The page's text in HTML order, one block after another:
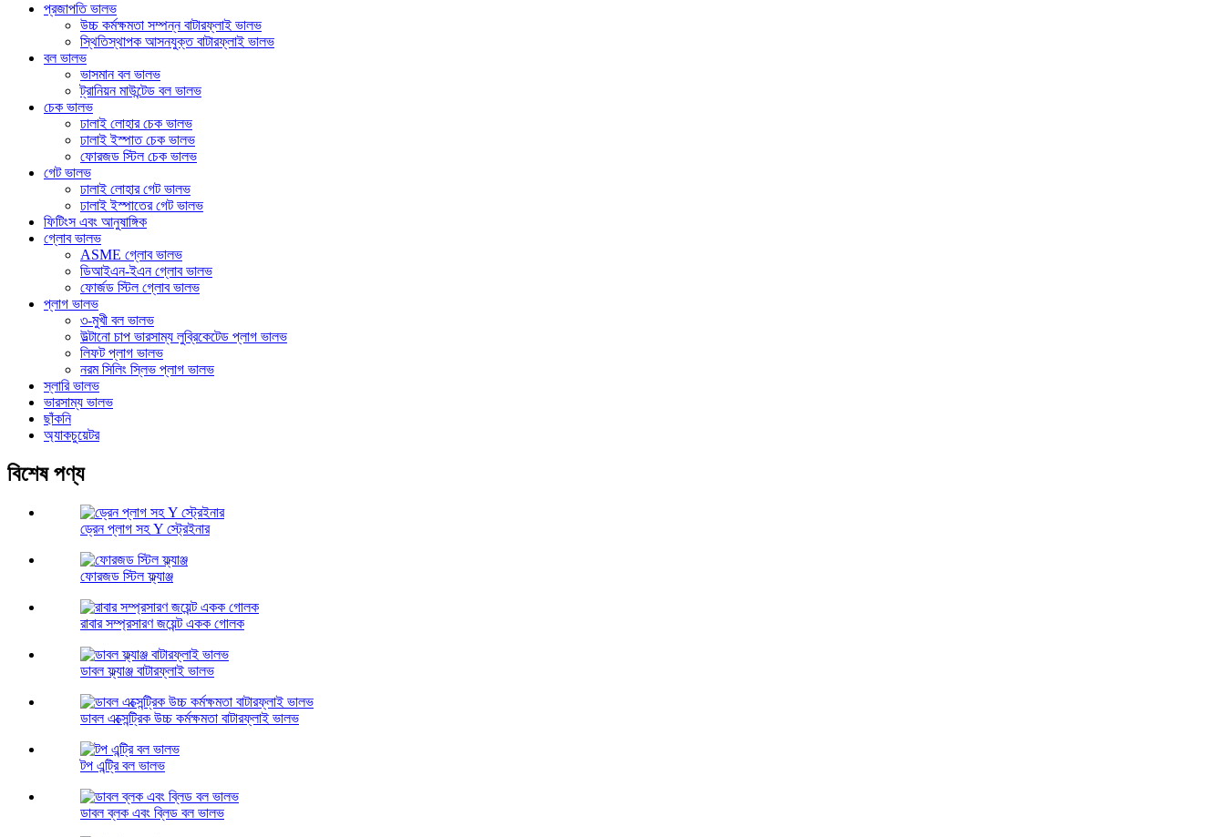
প্রজাপতি ভালভ
উচ্চ কর্মক্ষমতা সম্পন্ন বাটারফ্লাই ভালভ
স্থিতিস্থাপক আসনযুক্ত বাটারফ্লাই ভালভ
বল ভালভ
ভাসমান বল ভালভ
ট্রানিয়ন মাউন্টেড বল ভালভ
চেক ভালভ
ঢালাই লোহার চেক ভালভ
ঢালাই ইস্পাত চেক ভালভ
ফোরজড স্টিল চেক ভালভ
গেট ভালভ
ঢালাই লোহার গেট ভালভ
ঢালাই ইস্পাতের গেট ভালভ
ফিটিংস এবং আনুষাঙ্গিক
গ্লোব ভালভ
ASME গ্লোব ভালভ
ডিআইএন-ইএন গ্লোব ভালভ
ফোর্জড স্টিল গ্লোব ভালভ
প্লাগ ভালভ
৩-মুখী বল ভালভ
উল্টানো চাপ ভারসাম্য লুব্রিকেটেড প্লাগ ভালভ
লিফট প্লাগ ভালভ
নরম সিলিং স্লিভ প্লাগ ভালভ
স্লারি ভালভ
ভারসাম্য ভালভ
ছাঁকনি
অ্যাকচুয়েটর
বিশেষ পণ্য
ড্রেন প্লাগ সহ Y স্ট্রেইনার
ফোরজড স্টিল ফ্ল্যাঞ্জ
রাবার সম্প্রসারণ জয়েন্ট একক গোলক
ডাবল ফ্ল্যাঞ্জ বাটারফ্লাই ভালভ
ডাবল এক্সেন্ট্রিক উচ্চ কর্মক্ষমতা বাটারফ্লাই ভালভ
টপ এন্ট্রি বল ভালভ
ডাবল ব্লক এবং ব্লিড বল ভালভ